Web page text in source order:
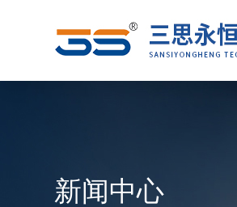
新闻中心